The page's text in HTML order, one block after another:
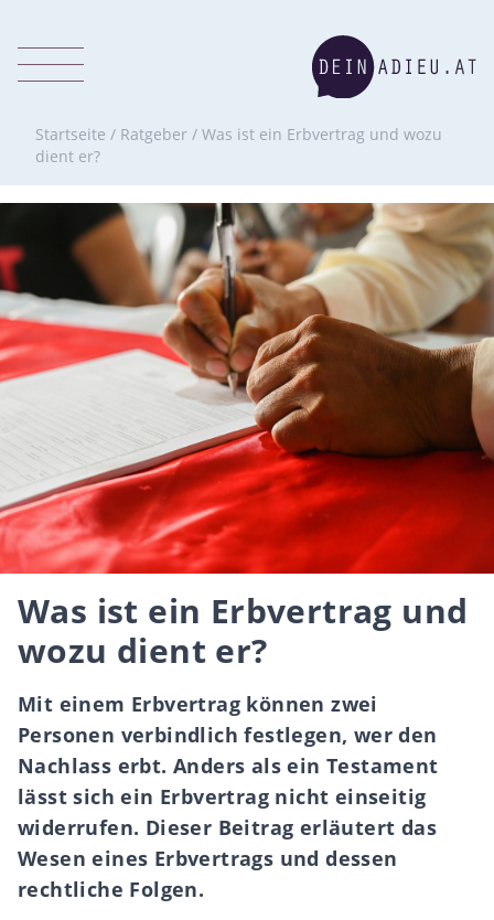
Startseite / Ratgeber / Was ist ein Erbvertrag und wozu
dient er?
Was ist ein Erbvertrag und
wozu dient er?
Mit einem Erbvertrag können zwei
Personen verbindlich festlegen, wer den
Nachlass erbt. Anders als ein Testament
lässt sich ein Erbvertrag nicht einseitig
widerrufen. Dieser Beitrag erläutert das
Wesen eines Erbvertrags und dessen
rechtliche Folgen.